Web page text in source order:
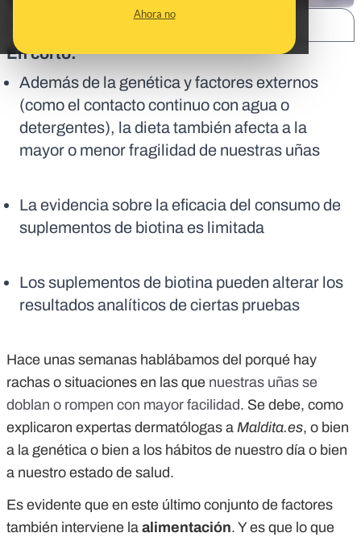
Ahora no
En corto:
Además de la genética y factores externos
(como el contacto continuo con agua o
detergentes), la dieta también afecta a la
mayor o menor fragilidad de nuestras uñas
La evidencia sobre la eficacia del consumo de
suplementos de biotina es limitada
Los suplementos de biotina pueden alterar los
resultados analíticos de ciertas pruebas
Hace unas semanas hablábamos del porqué hay
rachas o situaciones en las que nuestras uñas se
doblan o rompen con mayor facilidad. Se debe, como
explicaron expertas dermatólogas a Maldita.es, o bien
a la genética o bien a los hábitos de nuestro día o bien
a nuestro estado de salud.
Es evidente que en este último conjunto de factores
también interviene la alimentación. Y es que lo que